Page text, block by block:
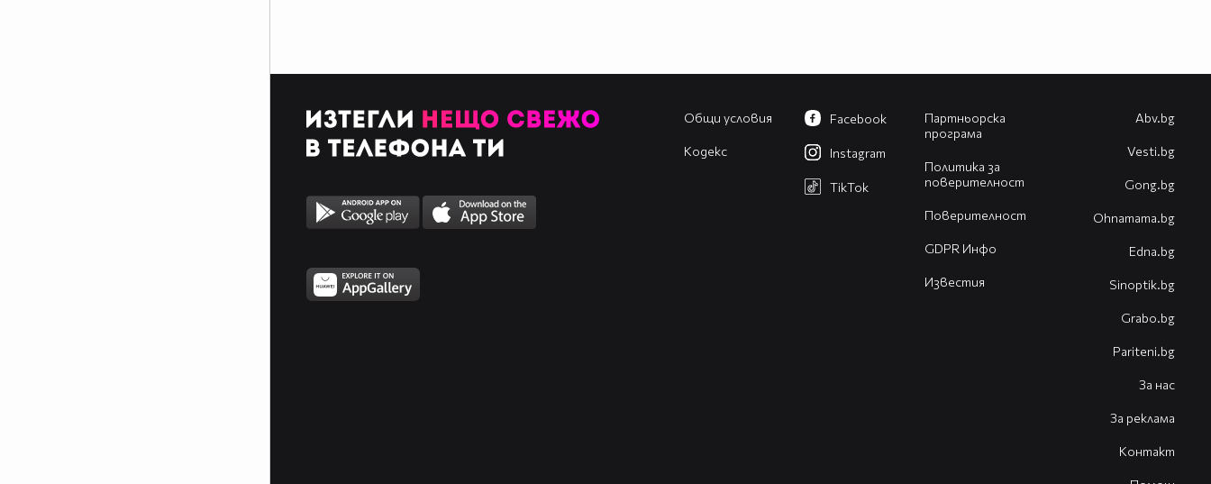
Общи условия
Кодекс
Партньорска
програма
Политика за
поверителност
Поверителност
GDPR Инфо
Известия
Facebook
Instagram
TikTok
Abv.bg
Vesti.bg
Gong.bg
Оhnamama.bg
Edna.bg
Sinoptik.bg
Grabo.bg
Pariteni.bg
За нас
За реклама
Контакт